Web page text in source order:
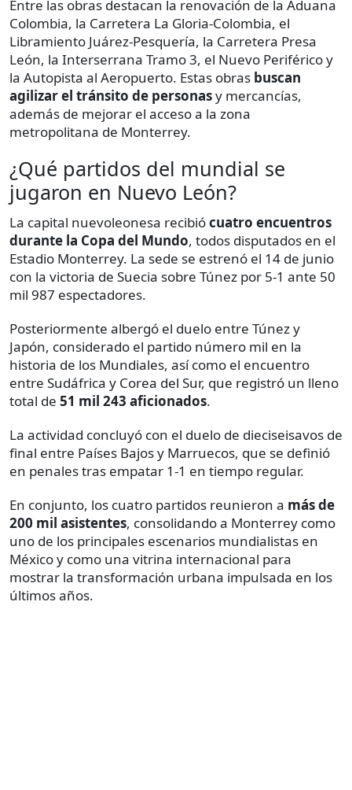
Entre las obras destacan la renovación de la Aduana
Colombia, la Carretera La Gloria-Colombia, el
Libramiento Juárez-Pesquería, la Carretera Presa
León, la Interserrana Tramo 3, el Nuevo Periférico y
la Autopista al Aeropuerto. Estas obras buscan
agilizar el tránsito de personasy mercancías,
además de mejorar el acceso a la zona
metropolitana de Monterrey.
¿Qué partidos del mundial se
jugaron en Nuevo León?
La capital nuevoleonesa recibiócuatro encuentros
durante la Copa del Mundo, todos disputados en el
Estadio Monterrey. La sede se estrenó el 14 de junio
con la victoria de Suecia sobre Túnez por 5-1 ante 50
mil 987 espectadores.
Posteriormente albergó el duelo entre Túnez y
Japón, considerado el partido número mil en la
historia de los Mundiales, así como el encuentro
entre Sudáfrica y Corea del Sur, que registró un lleno
total de 51 mil 243 aficionados.
La actividad concluyó con el duelo de dieciseisavos de
final entre Países Bajos y Marruecos, que se definió
en penales tras empatar 1-1 en tiempo regular.
En conjunto, los cuatro partidos reunieron a más de
200 mil asistentes, consolidando a Monterrey como
uno de los principales escenarios mundialistas en
México y como una vitrina internacional para
mostrar la transformación urbana impulsada en los
últimos años.